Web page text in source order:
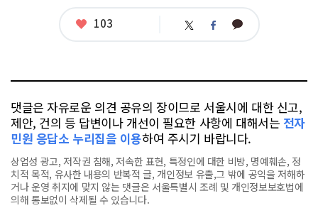
좋
103 트 페 카
댓글은 자유로운 의견 공유의 장이므로 서울시에 대한 신고,
제안, 건의 등 답변이나 개선이 필요한 사항에 대해서는 전자
민원 응답소 누리집을 이용하여 주시기 바랍니다.
상업성 광고, 저작권 침해, 저속한 표현, 특정인에 대한 비방, 명예훼손, 정
치적 목적, 유사한 내용의 반복적 글, 개인정보 유출,그 밖에 공익을 저해하
거나 운영 취지에 맞지 않는 댓글은 서울특별시 조례 및 개인정보보호법에
의해 통보없이 삭제될 수 있습니다.